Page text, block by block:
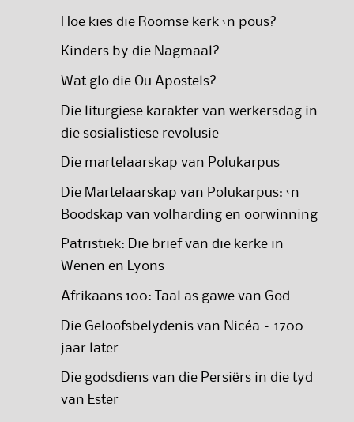
Hoe kies die Roomse kerk ‘n pous?
Kinders by die Nagmaal?
Wat glo die Ou Apostels?
Die liturgiese karakter van werkersdag in
die sosialistiese revolusie
Die martelaarskap van Polukarpus
Die Martelaarskap van Polukarpus: ‘n
Boodskap van volharding en oorwinning
Patristiek: Die brief van die kerke in
Wenen en Lyons
Afrikaans 100: Taal as gawe van God
Die Geloofsbelydenis van Nicéa – 1700
jaar later.
Die godsdiens van die Persiërs in die tyd
van Ester